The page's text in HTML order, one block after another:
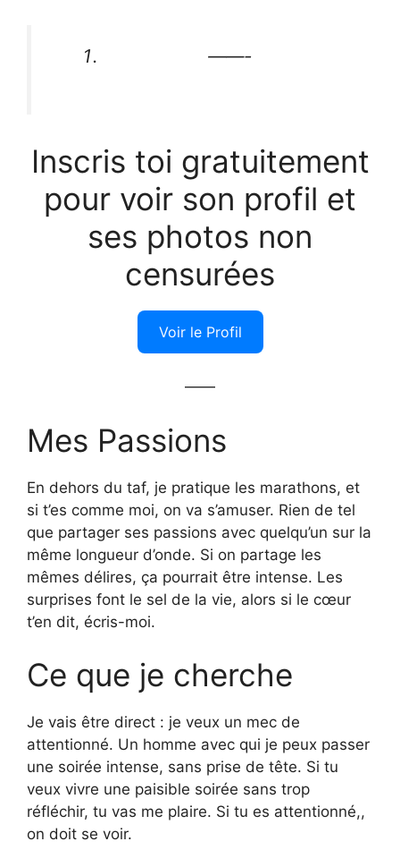
——-
Inscris toi gratuitement
pour voir son profil et
ses photos non
censurées
Voir le Profil
——
Mes Passions
En dehors du taf, je pratique les marathons, et
si t’es comme moi, on va s’amuser. Rien de tel
que partager ses passions avec quelqu’un sur la
même longueur d’onde. Si on partage les
mêmes délires, ça pourrait être intense. Les
surprises font le sel de la vie, alors si le cœur
t’en dit, écris-moi.
Ce que je cherche
Je vais être direct : je veux un mec de
attentionné. Un homme avec qui je peux passer
une soirée intense, sans prise de tête. Si tu
veux vivre une paisible soirée sans trop
réfléchir, tu vas me plaire. Si tu es attentionné,,
on doit se voir.